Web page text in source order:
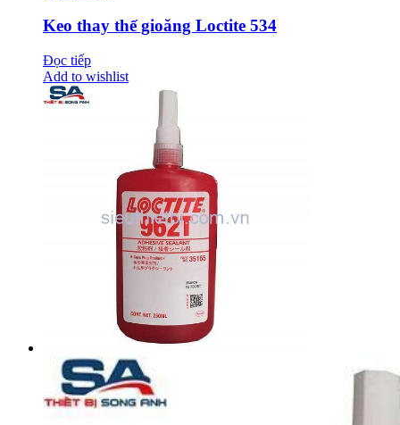
Keo thay thế gioăng Loctite 534
Đọc tiếp
Add to wishlist